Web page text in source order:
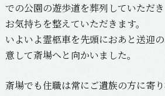
での公園の遊歩道を葬列していただき
お気持ちを整えていただきます。
いよいよ霊柩車を先頭におあと送迎
意して斎場へと向かいました。
斎場でも住職は常にご遺族の方に寄り